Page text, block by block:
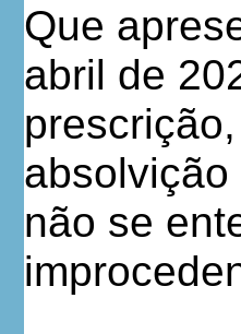
Que
abril de
não se